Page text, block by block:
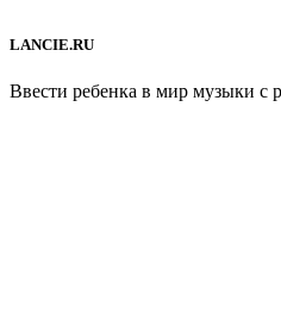
LANCIE.RU
Ввести ребенка в мир музыки с